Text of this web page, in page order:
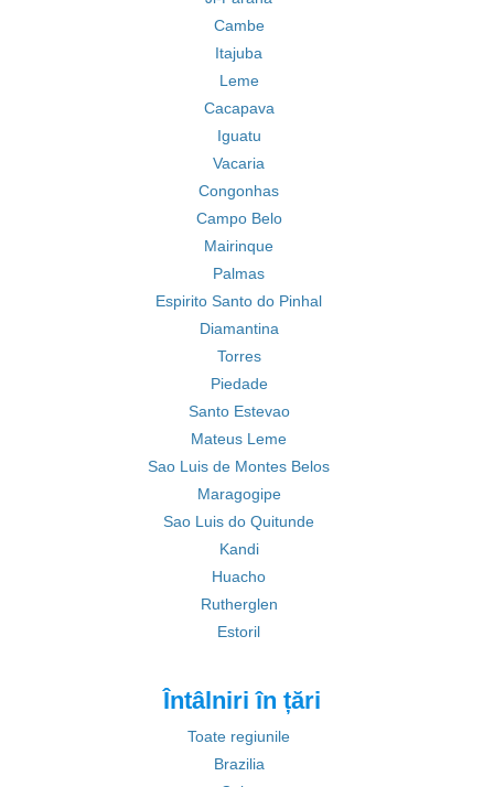
Cambe
Itajuba
Leme
Cacapava
Iguatu
Vacaria
Congonhas
Campo Belo
Mairinque
Palmas
Espirito Santo do Pinhal
Diamantina
Torres
Piedade
Santo Estevao
Mateus Leme
Sao Luis de Montes Belos
Maragogipe
Sao Luis do Quitunde
Kandi
Huacho
Rutherglen
Estoril
Întâlniri în țări
Toate regiunile
Brazilia